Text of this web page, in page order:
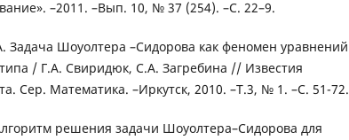
–2011. –Вып. 10, № 37 (254). –С. 22–9.
Задача Шоуолтера –Сидорова как феномен уравнений
типа / Г.А. Свиридюк, С.А. Загребина // Известия
Сер. Математика. –Иркутск, 2010. –Т.3, № 1. –С. 51-72.
решения задачи Шоуолтера–Сидорова для